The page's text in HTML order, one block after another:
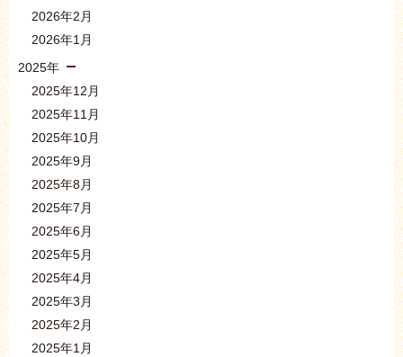
2026年2月
2026年1月
2025年
2025年12月
2025年11月
2025年10月
2025年9月
2025年8月
2025年7月
2025年6月
2025年5月
2025年4月
2025年3月
2025年2月
2025年1月